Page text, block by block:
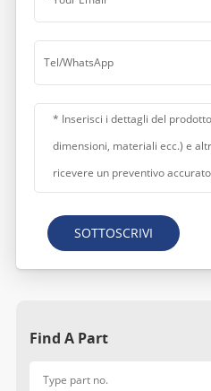
SOTTOSCRIVI
Find A Part